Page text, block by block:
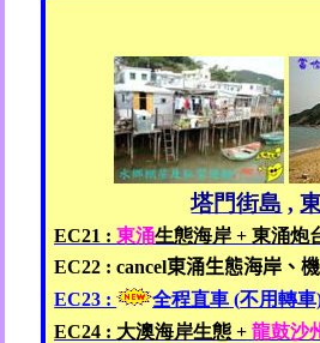
塔門街島 ,
EC21 :東涌生態海岸 +東涌炮
EC22 : cancel東涌生態海岸、
EC23 :
全程直車 (不用轉車
EC24 : 大澳海岸生態 + 龍鼓沙